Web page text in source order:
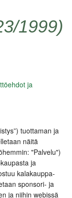
1999)
ja
tuottaman ja
näitä
"Palvelu")
ja
kalakauppa-
sponsori- ja
ja niihin webissä